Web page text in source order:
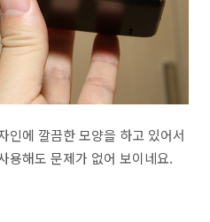
인에 깔끔한 모양을 하고 있어서
용해도 문제가 없어 보이네요.